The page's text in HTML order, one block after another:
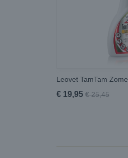
Leovet TamTam
€ 19,95 € 25,45